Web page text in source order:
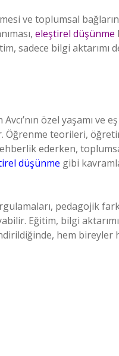
ve toplumsal
eleştirel düşünme
sadece bilgi aktarımı
özel yaşamı
teorileri,
ederken,
düşünme gibi
pedagojik
Eğitim, bilgi
hem bireyler